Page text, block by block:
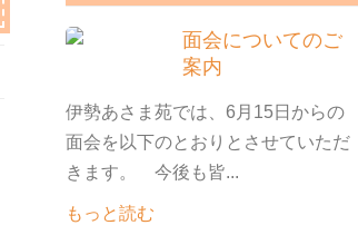
面会についてのご
案内
伊勢あさま苑では、6月15日からの
面会を以下のとおりとさせていただ
きます。 今後も皆...
もっと読む